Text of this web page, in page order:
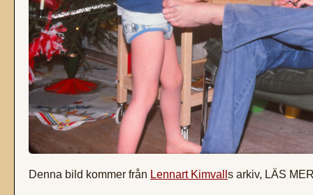
Denna bild kommer från Lennart Kimvall s arkiv, LÄS